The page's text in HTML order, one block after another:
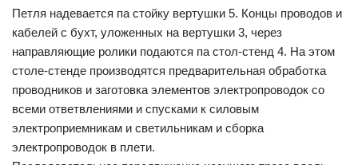
Петля надевается па стойку вертушки 5. Концы проводов и
кабелей с бухт, уложенных на вертушки 3, через
направляющие ролики подаются па стол-стенд 4. На этом
столе-стенде производятся предварительная обработка
проводников и заготовка элементов электропроводок со
всеми ответвлениями и спусками к силовым
электроприемникам и светильникам и сборка
электропроводок в плети.